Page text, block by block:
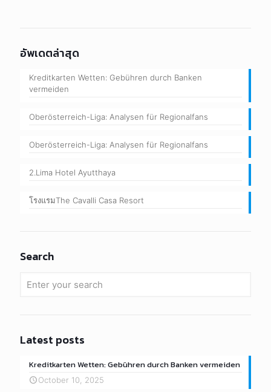
อัพเดตล่าสุด
Kreditkarten Wetten: Gebühren durch Banken
vermeiden
Oberösterreich-Liga: Analysen für Regionalfans
Oberösterreich-Liga: Analysen für Regionalfans
2.Lima Hotel Ayutthaya
โรงแรมThe Cavalli Casa Resort
Search
Latest posts
Kreditkarten Wetten: Gebühren durch Banken vermeiden
October 10, 2025